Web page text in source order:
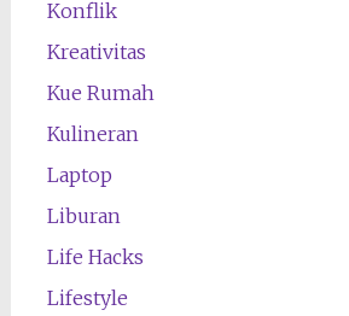
Konflik
Kreativitas
Kue Rumah
Kulineran
Laptop
Liburan
Life Hacks
Lifestyle